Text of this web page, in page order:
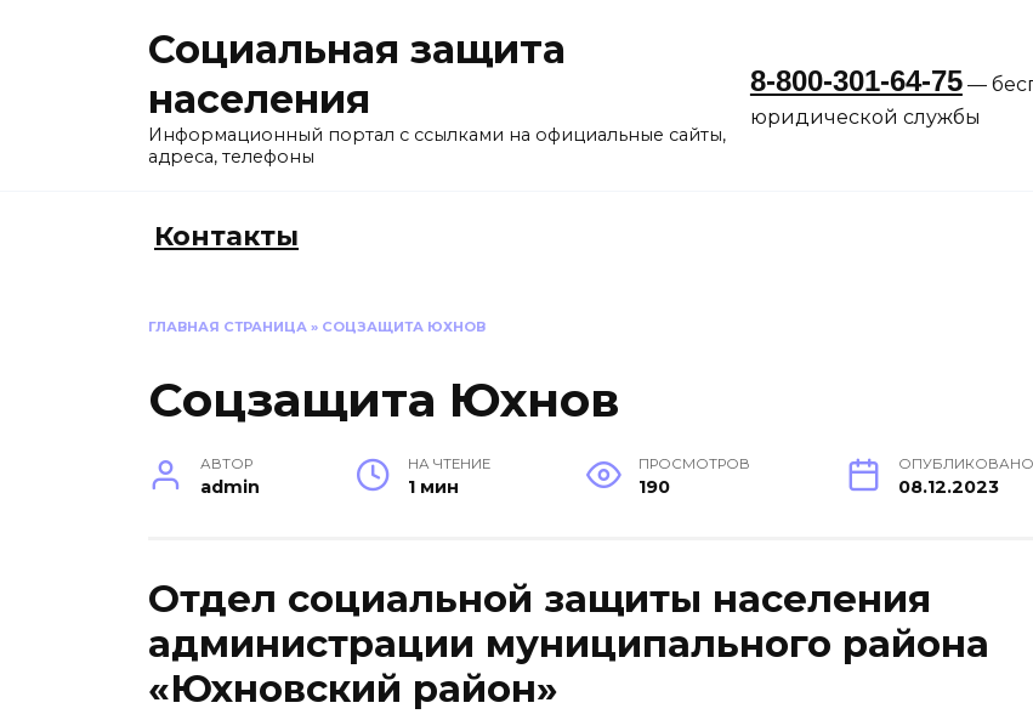
Социальная защита
населения
Информационный портал с ссылками на официальные сайты,
адреса, телефоны
8-800-301-64-75—
юридической службы
Контакты
ГЛАВНАЯ СТРАНИЦА » СОЦЗАЩИТА ЮХНОВ
Соцзащита Юхнов
АВТОР
admin
НА ЧТЕНИЕ
1 мин
ПРОСМОТРОВ
190
ОПУБЛИКОВАНО
08.12.2023
Отдел социальной защиты населения
администрации муниципального района
«Юхновский район»